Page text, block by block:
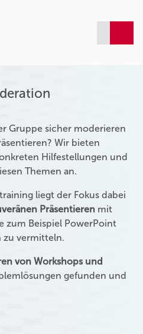
Gruppe sicher moderieren
Wir bieten
Hilfestellungen und
Themen an.
liegt der Fokus dabei
Präsentieren mit
zum Beispiel PowerPoint
zu vermitteln.
von Workshops und
gefunden und